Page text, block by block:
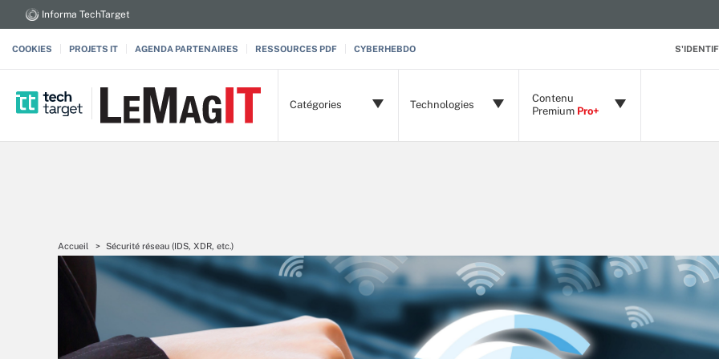
Informa TechTarget
COOKIES PROJETS IT AGENDA PARTENAIRES RESSOURCES PDF CYBERHEBDO
Catégories Technologies
Contenu
Premium Pro+
Accueil Sécurité réseau (IDS, XDR, etc.)